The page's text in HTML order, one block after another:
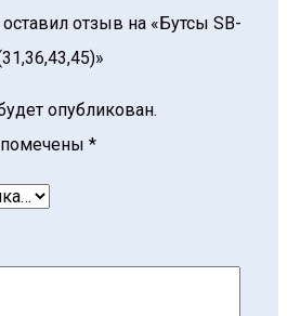
отзыв на «Бутсы SB-
опубликован.
*